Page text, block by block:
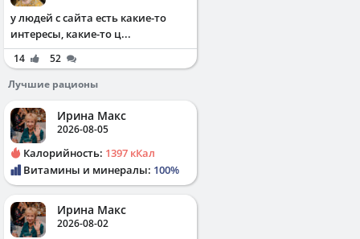
у людей с сайта есть какие-то
интересы, какие-то ц...
14
52
Лучшие рационы
Ирина Макс
2026-08-05
Калорийность: 1397 кКал
Витамины и минералы: 100%
Ирина Макс
2026-08-02